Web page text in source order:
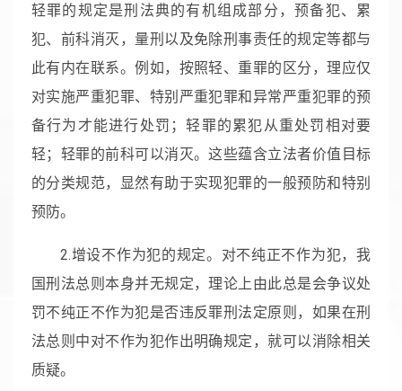
轻罪的规定是刑法典的有机组成部分，预备犯、累
犯、前科消灭，量刑以及免除刑事责任的规定等都与
此有内在联系。例如，按照轻、重罪的区分，理应仅
对实施严重犯罪、特别严重犯罪和异常严重犯罪的预
备行为才能进行处罚；轻罪的累犯从重处罚相对要
轻；轻罪的前科可以消灭。这些蕴含立法者价值目标
的分类规范，显然有助于实现犯罪的一般预防和特别
预防。
2.增设不作为犯的规定。对不纯正不作为犯，我
国刑法总则本身并无规定，理论上由此总是会争议处
罚不纯正不作为犯是否违反罪刑法定原则，如果在刑
法总则中对不作为犯作出明确规定，就可以消除相关
质疑。